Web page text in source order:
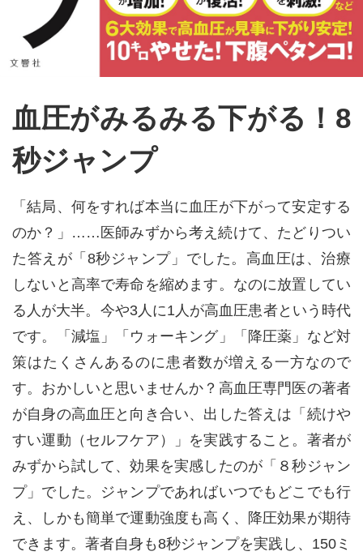
血圧がみるみる下がる！8
秒ジャンプ
「結局、何をすれば本当に血圧が下がって安定する
のか？」……医師みずから考え続けて、たどりつい
た答えが「8秒ジャンプ」でした。高血圧は、治療
しないと高率で寿命を縮めます。なのに放置してい
る人が大半。今や3人に1人が高血圧患者という時代
です。「減塩」「ウォーキング」「降圧薬」など対
策はたくさんあるのに患者数が増える一方なので
す。おかしいと思いませんか？高血圧専門医の著者
が自身の高血圧と向き合い、出した答えは「続けや
すい運動（セルフケア）」を実践すること。著者が
みずから試して、効果を実感したのが「８秒ジャン
プ」でした。ジャンプであればいつでもどこでも行
え、しかも簡単で運動強度も高く、降圧効果が期待
できます。著者自身も8秒ジャンプを実践し、150ミ